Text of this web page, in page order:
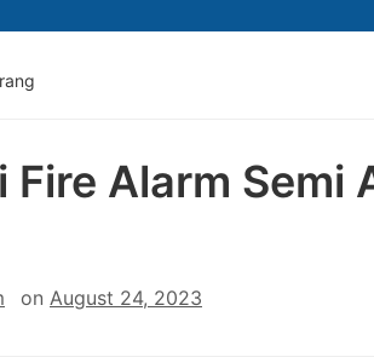
Fire Alarm Semi
on August 24, 2023